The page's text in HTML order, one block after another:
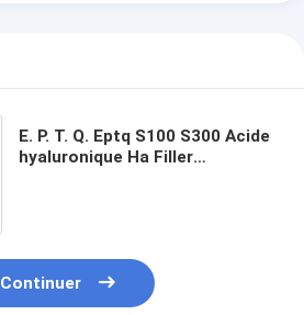
E. P. T. Q. Eptq S100 S300 Acide
hyaluronique Ha Filler
Continuer